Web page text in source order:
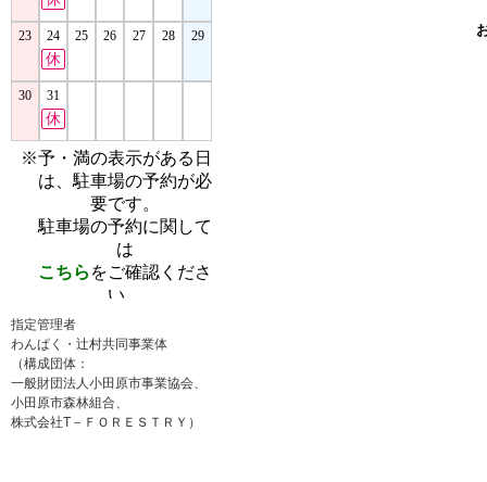
指定管理者
わんぱく・辻村共同事業体
（構成団体：
一般財団法人小田原市事業協会、
小田原市森林組合、
株式会社T－ＦＯＲＥＳＴＲＹ）